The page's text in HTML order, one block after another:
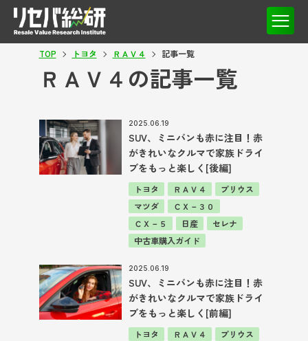
TOP トヨタ ＲＡＶ４ 記事一覧
ＲＡＶ４の記事一覧
2025.06.19
SUV、ミニバンも赤に注目！赤
がきれいなクルマで家族ドライ
ブをもっと楽しく[後編]
トヨタ ＲＡＶ４
プリウス
マツダ
ＣＸ－３０
ＣＸ－５
日産
セレナ
中古車購入ガイド
2025.06.19
SUV、ミニバンも赤に注目！赤
がきれいなクルマで家族ドライ
ブをもっと楽しく[前編]
トヨタ ＲＡＶ４
プリウス